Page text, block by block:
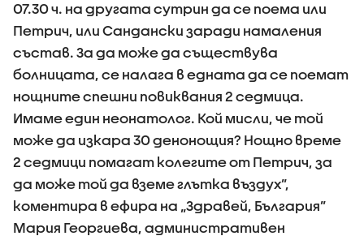
07.30 ч. на другата сутрин да се поема или
Петрич, или Сандански заради намаления
състав. За да може да съществува
болницата, се налага в едната да се поемат
нощните спешни повиквания 2 седмица.
Имаме един неонатолог. Кой мисли, че той
може да изкара 30 денонощия? Нощно време
2 седмици помагат колегите от Петрич, за
да може той да вземе глътка въздух”,
коментира в ефира на „Здравей, България”
Мария Георгиева, административен